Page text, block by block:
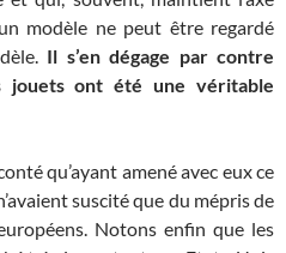
modèle ne peut être regardé
Il s’en dégage par contre
jouets ont été une véritable
qu’ayant amené avec eux ce
suscité que du mépris de
Notons enfin que les